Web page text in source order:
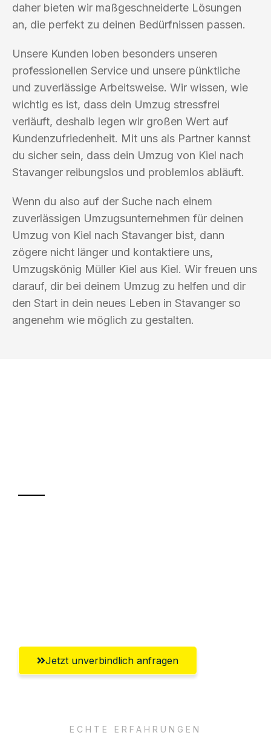
daher bieten wir maßgeschneiderte Lösungen
an, die perfekt zu deinen Bedürfnissen passen.
Unsere Kunden loben besonders unseren
professionellen Service und unsere pünktliche
und zuverlässige Arbeitsweise. Wir wissen, wie
wichtig es ist, dass dein Umzug stressfrei
verläuft, deshalb legen wir großen Wert auf
Kundenzufriedenheit. Mit uns als Partner kannst
du sicher sein, dass dein Umzug von Kiel nach
Stavanger reibungslos und problemlos abläuft.
Wenn du also auf der Suche nach einem
zuverlässigen Umzugsunternehmen für deinen
Umzug von Kiel nach Stavanger bist, dann
zögere nicht länger und kontaktiere uns,
Umzugskönig Müller Kiel aus Kiel. Wir freuen uns
darauf, dir bei deinem Umzug zu helfen und dir
den Start in dein neues Leben in Stavanger so
angenehm wie möglich zu gestalten.
Jetzt unverbindlich anfragen
ECHTE ERFAHRUNGEN